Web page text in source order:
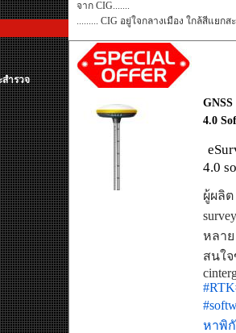
สำรวจ
จาก CIG.......
......... CIG อยู่ใจกลางเมือง ใกล้สีแยก
4.0
4.0
ผู้ผลิต
หลาย
สนใ
#RTK
หาพิ